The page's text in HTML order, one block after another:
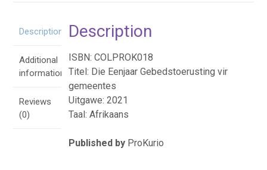
Description
Additional
information
Reviews
(0)
Description
ISBN: COLPROK018
Titel: Die Eenjaar Gebedstoerusting vir
gemeentes
Uitgawe: 2021
Taal: Afrikaans
Published byProKurio